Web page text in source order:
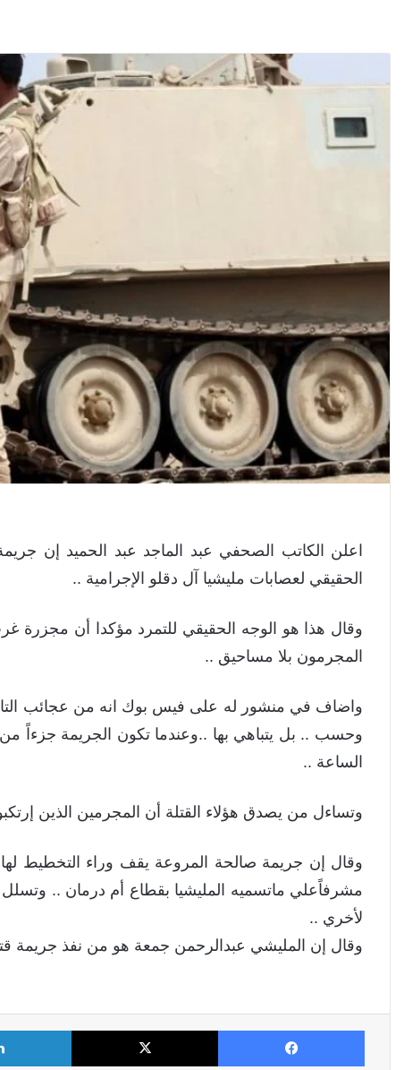
اعلن الكاتب الصحفي عبد الماجد عبد الحميد إن
الحقيقي لعصابات مليشيا آل دقلو الإجرامية ..
وقال هذا هو الوجه الحقيقي للتمرد مؤكدا أن مجزرة
المجرمون بلا مساحيق ..
واضاف في منشور له على فيس بوك انه من عجائب
وحسب .. بل يتباهي بها ..وعندما تكون الجريمة جزءاً من
الساعة ..
وتساءل من يصدق هؤلاء القتلة أن المجرمين الذين
وقال إن جريمة صالحة المروعة يقف وراء التخطيط
مشرفاًعلي ماتسميه المليشيا بقطاع أم درمان ..
لأخري ..
وقال إن المليشي عبدالرحمن جمعة هو من نفذ جريمة قتل
فيسبوك X